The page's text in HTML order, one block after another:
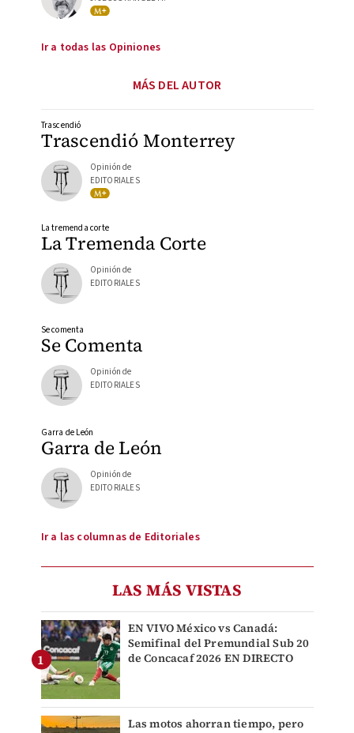
Ir a todas las Opiniones
MÁS DEL AUTOR
Trascendió Monterrey
Trascendió
Opinión de
EDITORIALES
La Tremenda Corte
La tremenda corte
Opinión de
EDITORIALES
Se Comenta
Se comenta
Opinión de
EDITORIALES
Garra de León
Garra de León
Opinión de
EDITORIALES
Ir a las columnas de Editoriales
LAS MÁS VISTAS
EN VIVO México vs Canadá:
Semifinal del Premundial Sub 20
de Concacaf 2026 EN DIRECTO
Las motos ahorran tiempo, pero